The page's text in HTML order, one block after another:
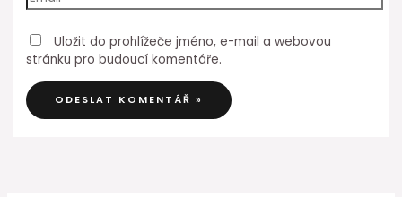
Uložit do prohlížeče jméno, e-mail a webovou
stránku pro budoucí komentáře.